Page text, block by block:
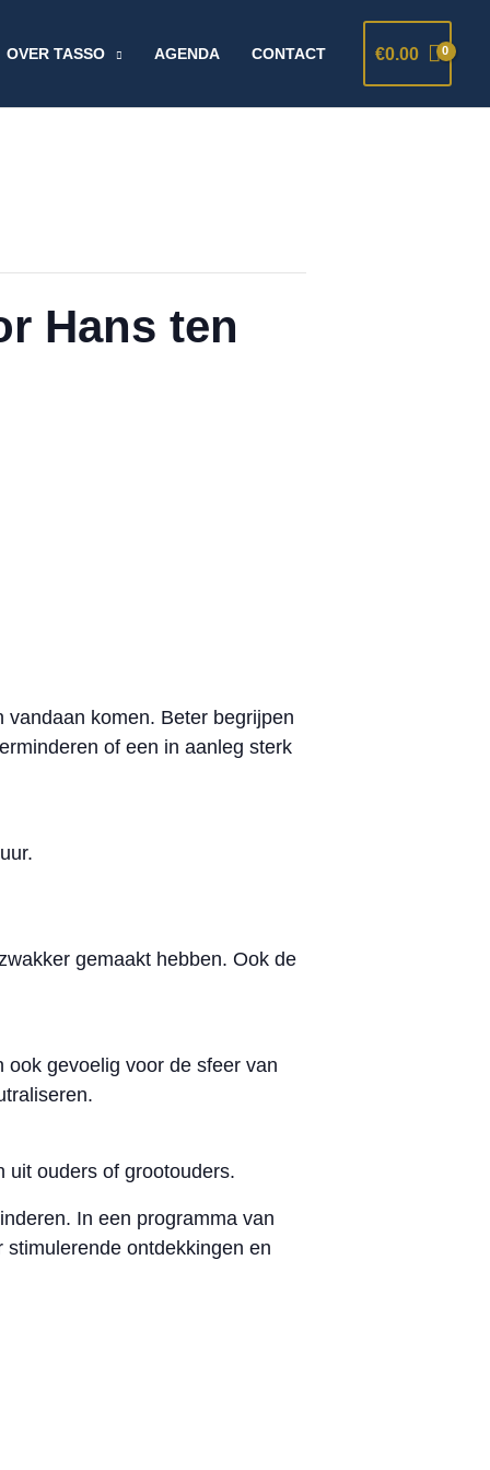
OVER TASSO AGENDA CONTACT €0.00
Hans ten
komen. Beter begrijpen
of een in aanleg sterk
gemaakt hebben. Ook de
gevoelig voor de sfeer van
uit ouders of grootouders.
In een programma van
ontdekkingen en